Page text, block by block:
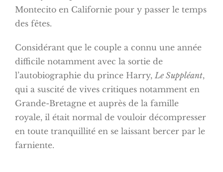
Montecito en Californie pour y passer le temps
des fêtes.
Considérant que le couple a connu une année
difficile notamment avec la sortie de
l’autobiographie du prince Harry, Le Suppléant,
qui a suscité de vives critiques notamment en
Grande-Bretagne et auprès de la famille
royale, il était normal de vouloir décompresser
en toute tranquillité en se laissant bercer par le
farniente.